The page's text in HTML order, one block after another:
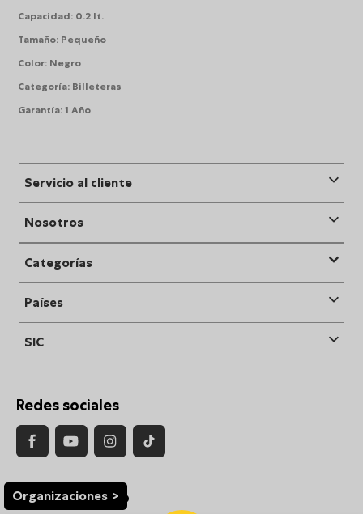
Organizaciones
Capacidad: 0.2 lt.
Tamaño: Pequeño
Color: Negro
Categoría: Billeteras
Garantía:1 Año
Servicio al cliente
Nosotros
Categorías
Países
SIC
Redes sociales
Medios de Pago